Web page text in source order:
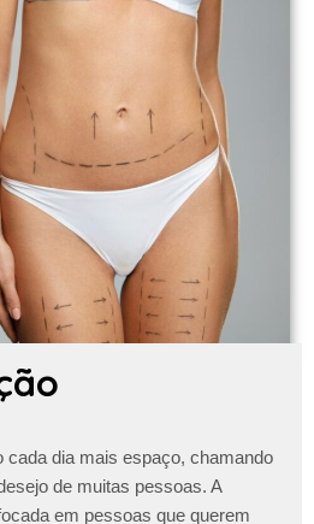
cada dia mais espaço, chamando
de muitas pessoas. A
em pessoas que querem